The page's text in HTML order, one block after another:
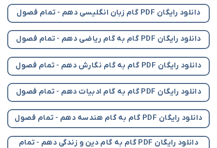
دانلود رایگان PDF گام زبان انگلیسی دهم - تمام فصول
دانلود رایگان PDF گام به گام ریاضی دهم - تمام فصول
دانلود رایگان PDF گام به گام نگارش دهم - تمام فصول
دانلود رایگان PDF گام به گام ادبیات دهم - تمام فصول
دانلود رایگان PDF گام به گام هندسه دهم - تمام فصول
دانلود رایگان PDF گام به گام دین و زندگی دهم - تمام